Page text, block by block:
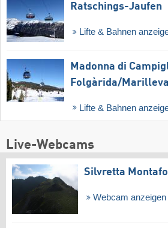
Ratschings-Jaufen
Lifte & Bahnen
Madonna di
Folgàrida/​Marilleva
Lifte & Bahnen
Live-Webcams
Silvretta
Webcam anzeigen